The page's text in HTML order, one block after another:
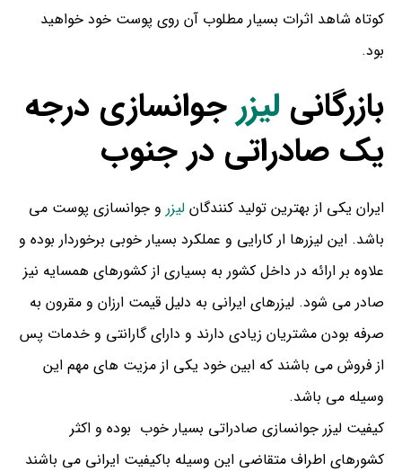
کوتاه شاهد اثرات بسیار مطلوب آن روی پوست خود خواهید
بود.
بازرگانی لیزرجوانسازی درجه
یک صادراتی در جنوب
ایران یکی از بهترین تولید کنندگان لیزر و جوانسازی پوست می
باشد. این لیزرها ار کارایی و عملکرد بسیار خوبی برخوردار بوده و
علاوه بر ارائه در داخل کشور به بسیاری از کشورهای همسایه نیز
صادر می شود. لیزرهای ایرانی به دلیل قیمت ارزان و مقرون به
صرفه بودن مشتریان زیادی دارند و دارای گارانتی و خدمات پس
از فروش می باشند که ابین خود یکی از مزیت های مهم این
وسیله می باشد.
کیفیت لیزر جوانسازی صادراتی بسیار خوب بوده و اکثر
کشورهای اطراف متقاضی این وسیله باکیفیت ایرانی می باشند